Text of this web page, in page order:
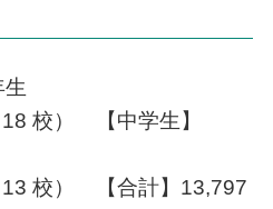
18 校） 【中学生】
13 校） 【合計】13,797